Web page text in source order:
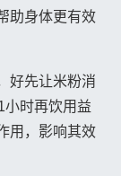
助身体更有效
好先让米粉消
小时再饮用益
用，影响其效